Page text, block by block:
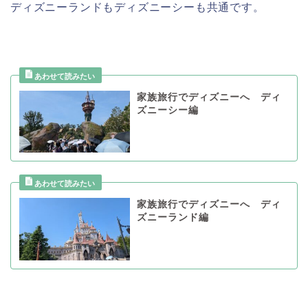
ディズニーランドもディズニーシーも共通です。
家族旅行でディズニーへ ディ
ズニーシー編
家族旅行でディズニーへ ディ
ズニーランド編